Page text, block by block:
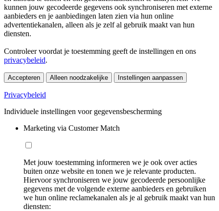
kunnen jouw gecodeerde gegevens ook synchroniseren met externe
aanbieders en je aanbiedingen laten zien via hun online
advertentiekanalen, alleen als je zelf al gebruik maakt van hun
diensten.
Controleer voordat je toestemming geeft de instellingen en ons
privacybeleid.
Accepteren Alleen noodzakelijke Instellingen aanpassen
Privacybeleid
Individuele instellingen voor gegevensbescherming
Marketing via Customer Match
Met jouw toestemming informeren we je ook over acties
buiten onze website en tonen we je relevante producten.
Hiervoor synchroniseren we jouw gecodeerde persoonlijke
gegevens met de volgende externe aanbieders en gebruiken
we hun online reclamekanalen als je al gebruik maakt van hun
diensten: